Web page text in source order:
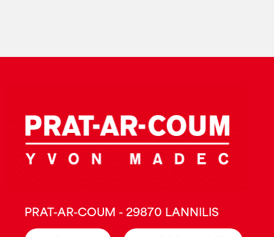
PRAT-AR-COUM - 29870 LANNILIS